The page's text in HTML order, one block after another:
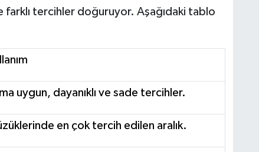
farklı tercihler doğuruyor. Aşağıdaki tablo
uygun, dayanıklı ve sade tercihler.
en çok tercih edilen aralık.